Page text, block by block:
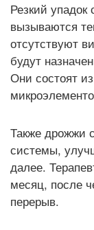
Резкий упадок
вызываются
отсутствуют
будут
Они состоят
Также дрожжи
системы,
далее.
месяц, после
перерыв.